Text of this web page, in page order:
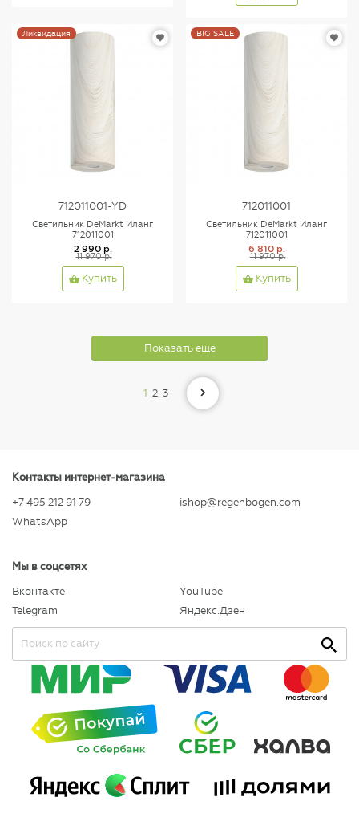
Ликвидация
712011001-YD
Светильник DeMarkt Иланг
712011001
2 990 р.
11 970 р.
Купить
BIG SALE
712011001
Светильник DeMarkt Иланг
712011001
6 810 р.
11 970 р.
Купить
Показать еще
1 2 3
Контакты интернет-магазина
+7 495 212 91 79
WhatsApp
ishop@regenbogen.com
Мы в соцсетях
Вконтакте
Telegram
YouTube
Яндекс.Дзен